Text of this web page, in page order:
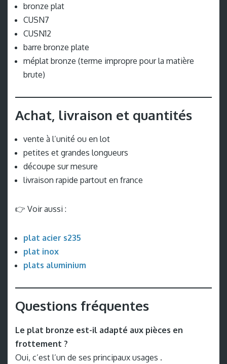
bronze plat
CUSN7
CUSN12
barre bronze plate
méplat bronze (terme impropre pour la matière
brute)
Achat, livraison et quantités
vente à l’unité ou en lot
petites et grandes longueurs
découpe sur mesure
livraison rapide partout en france
👉 Voir aussi :
plat acier s235
plat inox
plats aluminium
Questions fréquentes
Le plat bronze est-il adapté aux pièces en
frottement ?
Oui, c’est l’un de ses principaux usages .